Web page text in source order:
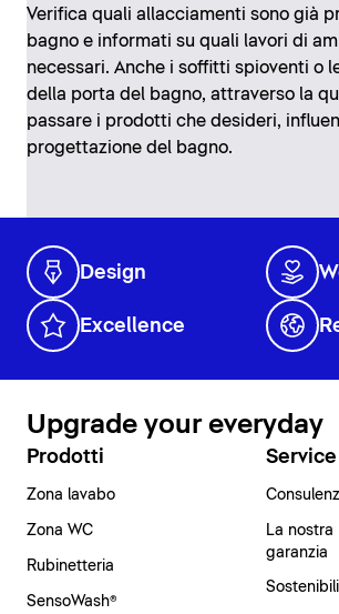
Verifica quali allacciamenti sono già
bagno e informati su quali lavori di
necessari. Anche i soffitti spioventi o
della porta del bagno, attraverso la
passare i prodotti che desideri,
progettazione del bagno.
Design
Excellence
Upgrade your everyday
Prodotti
Zona lavabo
Zona WC
Rubinetteria
SensoWash®
Service
La nostra
garanzia